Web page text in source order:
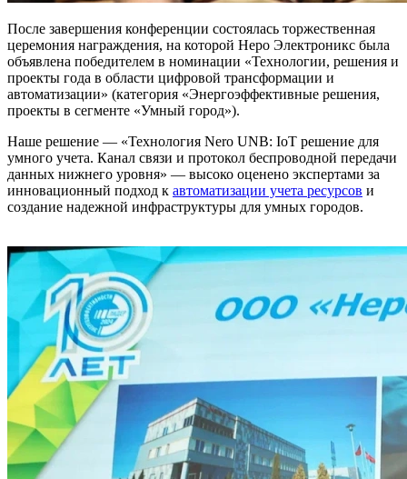
После завершения конференции состоялась торжественная
церемония награждения, на которой Неро Электроникс была
объявлена победителем в номинации «Технологии, решения и
проекты года в области цифровой трансформации и
автоматизации» (категория «Энергоэффективные решения,
проекты в сегменте «Умный город»).
Наше решение — «Технология Nero UNB: IoT решение для
умного учета. Канал связи и протокол беспроводной передачи
данных нижнего уровня» — высоко оценено экспертами за
инновационный подход к автоматизации учета ресурсов и
создание надежной инфраструктуры для умных городов.